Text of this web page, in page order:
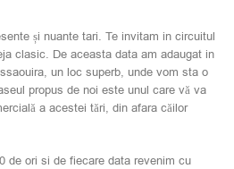
și nuante tari. Te invitam in circuitul
clasic. De aceasta data am adaugat in
un loc superb, unde vom sta o
propus de noi este unul care vă va
a acestei tări, din afara căilor
de ori si de fiecare data revenim cu